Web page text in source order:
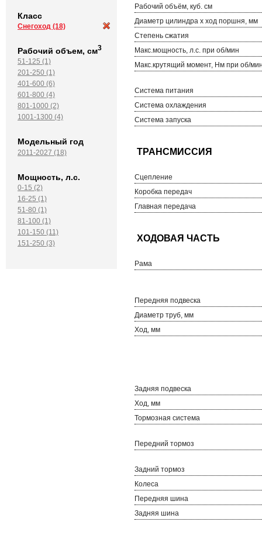
Класс
Снегоход (18)
Рабочий объем, см3
51-125 (1)
201-250 (1)
401-600 (6)
601-800 (4)
801-1000 (2)
1001-1300 (4)
Модельный год
2011-2027 (18)
Мощность, л.с.
0-15 (2)
16-25 (1)
51-80 (1)
81-100 (1)
101-150 (11)
151-250 (3)
Рабочий объём, куб. см
Диаметр цилиндра х ход поршня, мм
Степень сжатия
Макс.мощность, л.с. при об/мин
Макс.крутящий момент, Нм при об/
Система питания
Система охлаждения
Система запуска
Сцепление
Коробка передач
Главная передача
Рама
Передняя подвеска
Диаметр труб, мм
Ход, мм
Задняя подвеска
Ход, мм
Тормозная система
Передний тормоз
Задний тормоз
Колеса
Передняя шина
Задняя шина